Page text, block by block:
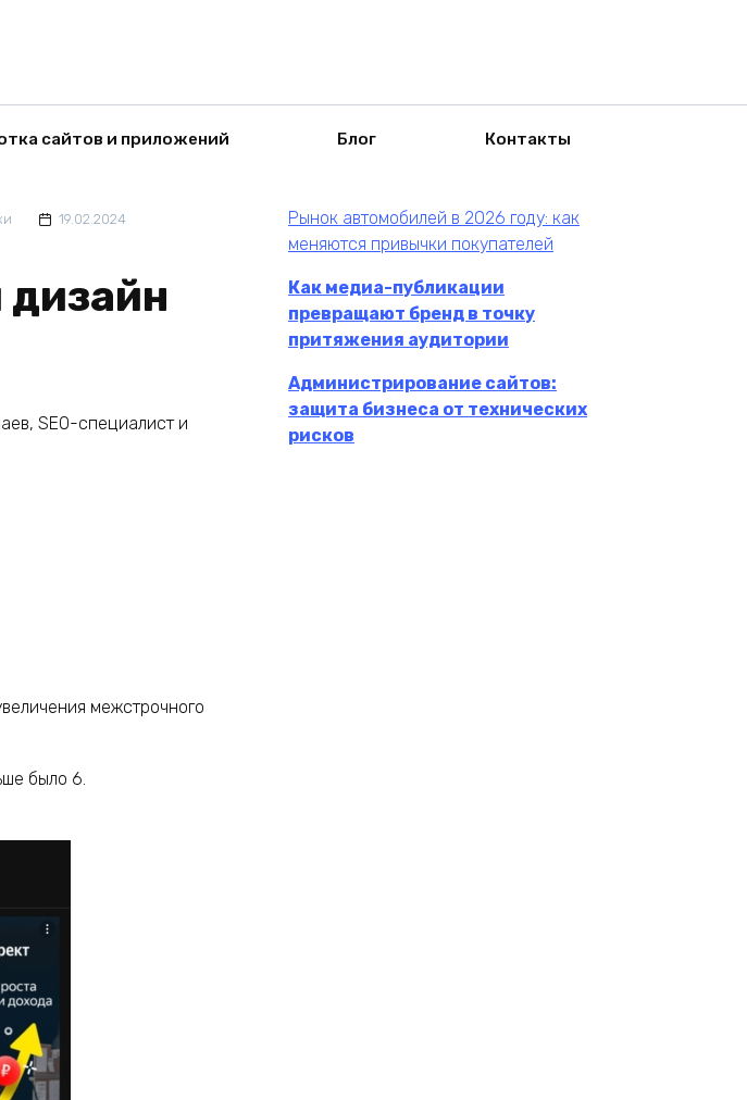
сайтов и приложений Блог Контакты
19.02.2024
дизайн
SEO-специалист и
межстрочного
было 6.
Рынок автомобилей в 2026 году: как
меняются привычки покупателей
Как медиа-публикации
превращают бренд в точку
притяжения аудитории
Администрирование сайтов:
защита бизнеса от технических
рисков